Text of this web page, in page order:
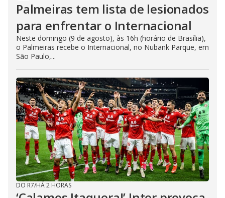
Palmeiras tem lista de lesionados
para enfrentar o Internacional
Neste domingo (9 de agosto), às 16h (horário de Brasília),
o Palmeiras recebe o Internacional, no Nubank Parque, em
São Paulo,...
DO R7/HÁ 2 HORAS